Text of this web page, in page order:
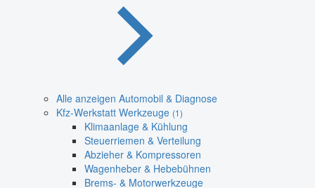
Alle anzeigen Automobil & Diagnose
Kfz-Werkstatt Werkzeuge (1)
Klimaanlage & Kühlung
Steuerriemen & Verteilung
Abzieher & Kompressoren
Wagenheber & Hebebühnen
Brems- & Motorwerkzeuge